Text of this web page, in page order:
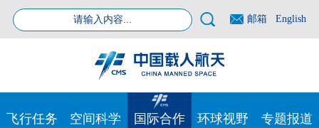
邮箱 English
飞行任务 空间科学 国际合作 环球视野 专题报道